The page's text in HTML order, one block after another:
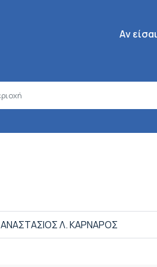
Κεντρική
Aν
ΑΝΑΣΤΑΣΙΟΣ Λ. ΚΑΡΝΑΡΟΣ